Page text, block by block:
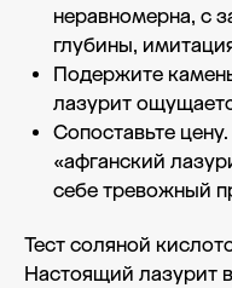
неравномерна, с
глубины,
Подержите
лазурит
Сопоставьте
«афганский
себе тревожный
Тест соляной
Настоящий лазурит